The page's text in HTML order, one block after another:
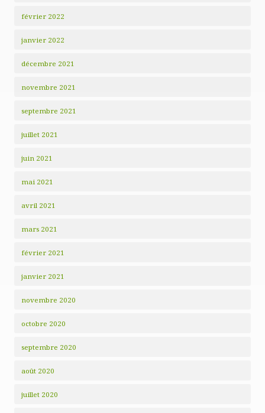
février 2022
janvier 2022
décembre 2021
novembre 2021
septembre 2021
juillet 2021
juin 2021
mai 2021
avril 2021
mars 2021
février 2021
janvier 2021
novembre 2020
octobre 2020
septembre 2020
août 2020
juillet 2020